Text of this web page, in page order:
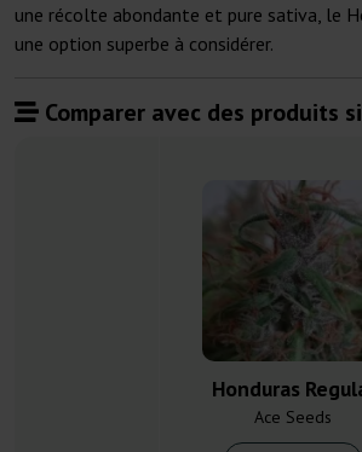
une récolte abondante et pure sativa, le
une option superbe à considérer.
Comparer avec des produits
Honduras
Ace Seeds